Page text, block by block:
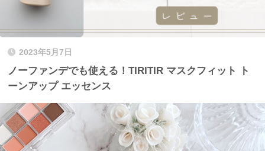
2023年5月7日
ノーファンデでも使える！TIRITIR マスクフィット ト
ーンアップ エッセンス